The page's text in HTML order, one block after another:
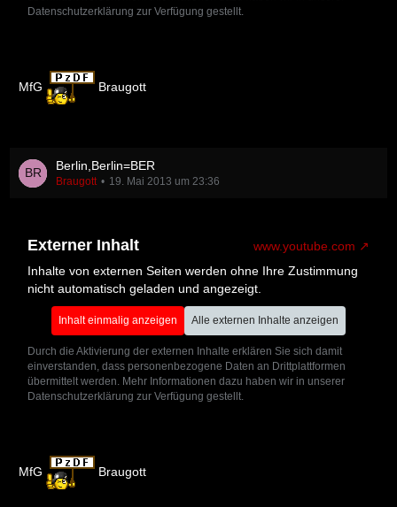
Datenschutzerklärung zur Verfügung gestellt.
MfG Braugott
Berlin,Berlin=BER
Braugott 19. Mai 2013 um 23:36
Externer Inhalt
www.youtube.com
Inhalte von externen Seiten werden ohne Ihre Zustimmung
nicht automatisch geladen und angezeigt.
Inhalt einmalig anzeigen Alle externen Inhalte anzeigen
Durch die Aktivierung der externen Inhalte erklären Sie sich damit
einverstanden, dass personenbezogene Daten an Drittplattformen
übermittelt werden. Mehr Informationen dazu haben wir in unserer
Datenschutzerklärung zur Verfügung gestellt.
MfG Braugott